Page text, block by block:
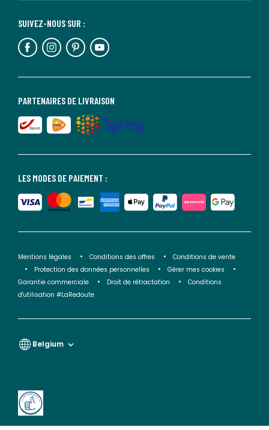
LES MODES DE PAIEMENT :
PARTENAIRES DE LIVRAISON
SUIVEZ-NOUS SUR :
Mentions légales Conditions des offres
Conditions de vente
Protection des données personnelles
Gérer mes cookies
Garantie commerciale
Droit de rétractation
Conditions
d'utilisation #LaRedoute
Belgium